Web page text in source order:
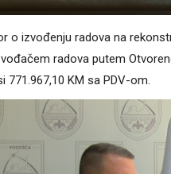
o izvođenju radova na
radova putem
771.967,10 KM sa PDV-om.